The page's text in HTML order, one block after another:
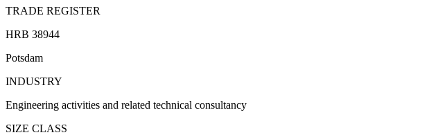
TRADE REGISTER
HRB 38944
Potsdam
INDUSTRY
Engineering activities and related technical consultancy
SIZE CLASS